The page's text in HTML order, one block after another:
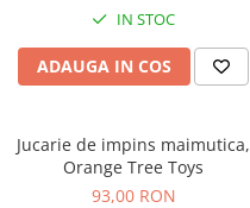
Jucarii interactive
Jucarii muzicale
Masinute si trenulete
Roboti de jucarie
IN STOC
ADAUGA IN COS
Jucarie de impins maimutica,
Orange Tree Toys
93,00 RON